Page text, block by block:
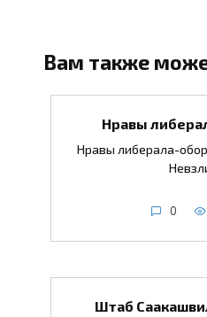
Вам также
Нравы
Нравы либерала-
0
Штаб